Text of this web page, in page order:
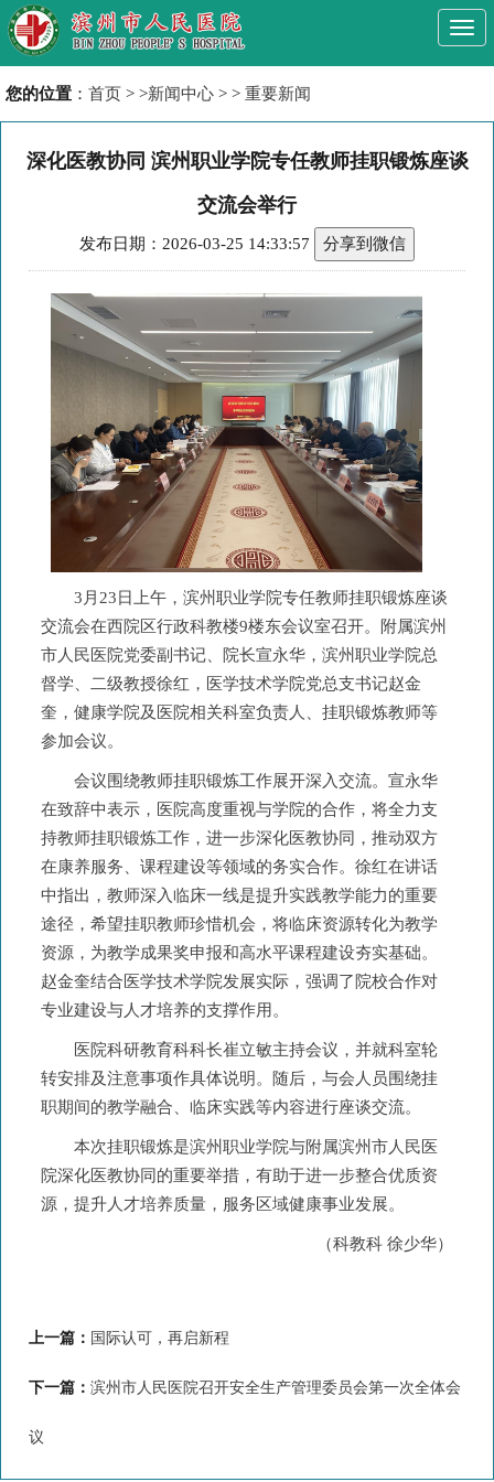
您的位置 ： 首页 > >新闻中心 > > 重要新闻
深化医教协同 滨州职业学院专任教师挂职锻炼座谈
交流会举行
发布日期：2026-03-25 14:33:57 分享到微信
3月23日上午，滨州职业学院专任教师挂职锻炼座谈
交流会在西院区行政科教楼9楼东会议室召开。附属滨州
市人民医院党委副书记、院长宣永华，滨州职业学院总
督学、二级教授徐红，医学技术学院党总支书记赵金
奎，健康学院及医院相关科室负责人、挂职锻炼教师等
参加会议。
会议围绕教师挂职锻炼工作展开深入交流。宣永华
在致辞中表示，医院高度重视与学院的合作，将全力支
持教师挂职锻炼工作，进一步深化医教协同，推动双方
在康养服务、课程建设等领域的务实合作。徐红在讲话
中指出，教师深入临床一线是提升实践教学能力的重要
途径，希望挂职教师珍惜机会，将临床资源转化为教学
资源，为教学成果奖申报和高水平课程建设夯实基础。
赵金奎结合医学技术学院发展实际，强调了院校合作对
专业建设与人才培养的支撑作用。
医院科研教育科科长崔立敏主持会议，并就科室轮
转安排及注意事项作具体说明。随后，与会人员围绕挂
职期间的教学融合、临床实践等内容进行座谈交流。
本次挂职锻炼是滨州职业学院与附属滨州市人民医
院深化医教协同的重要举措，有助于进一步整合优质资
源，提升人才培养质量，服务区域健康事业发展。
（科教科 徐少华）
上一篇： 国际认可，再启新程
下一篇：滨州市人民医院召开安全生产管理委员会第一次全体会
议